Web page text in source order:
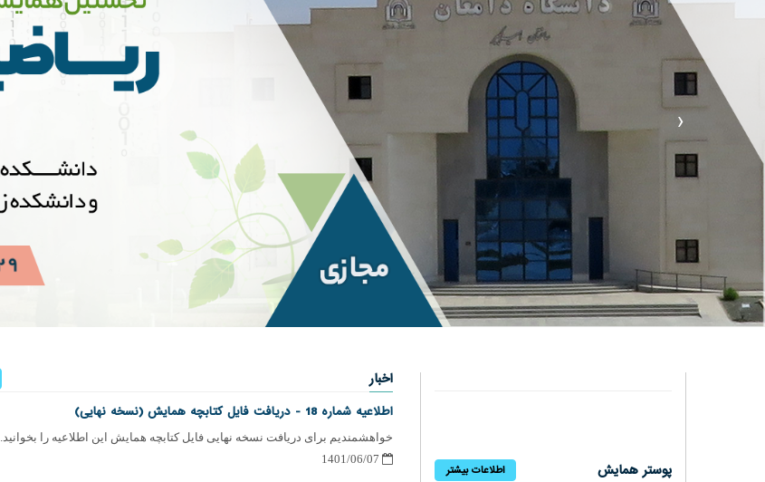
‹
پوستر همایش اطلاعات بیشتر
اخبار
اطلاعیه شماره 18 - دریافت فایل کتابچه همایش (نسخه نهایی)
خواهشمندیم برای دریافت نسخه نهایی فایل کتابچه همایش این اطلاعیه را بخوانید.